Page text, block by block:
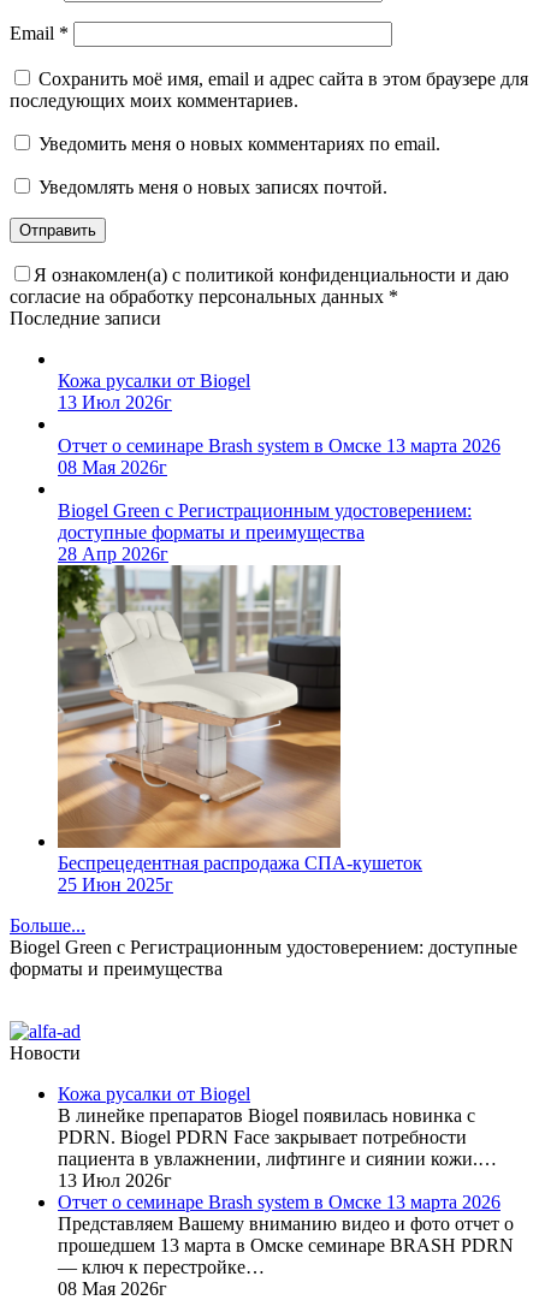
Email *
Сохранить моё имя, email и адрес сайта в этом браузере для
последующих моих комментариев.
Уведомить меня о новых комментариях по email.
Уведомлять меня о новых записях почтой.
Я ознакомлен(а) с политикой конфиденциальности и даю
согласие на обработку персональных данных *
Последние записи
Кожа русалки от Biogel
13 Июл 2026г
Отчет о семинаре Brash system в Омске 13 марта 2026
08 Мая 2026г
Biogel Green с Регистрационным удостоверением:
доступные форматы и преимущества
28 Апр 2026г
Беспрецедентная распродажа СПА-кушеток
25 Июн 2025г
Больше...
Biogel Green с Регистрационным удостоверением: доступные
форматы и преимущества
Новости
Кожа русалки от Biogel
В линейке препаратов Biogel появилась новинка с
PDRN. Biogel PDRN Face закрывает потребности
пациента в увлажнении, лифтинге и сиянии кожи.…
13 Июл 2026г
Отчет о семинаре Brash system в Омске 13 марта 2026
Представляем Вашему вниманию видео и фото отчет о
прошедшем 13 марта в Омске семинаре BRASH PDRN
— ключ к перестройке…
08 Мая 2026г